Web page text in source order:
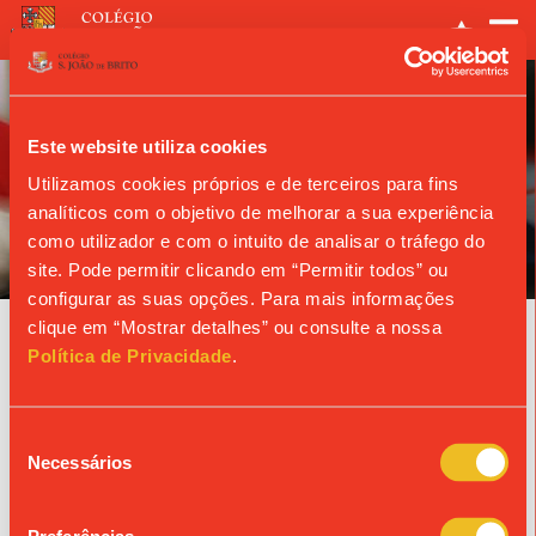
Este website utiliza cookies
Utilizamos cookies próprios e de terceiros para fins
analíticos com o objetivo de melhorar a sua experiência
como utilizador e com o intuito de analisar o tráfego do
site. Pode permitir clicando em “Permitir todos” ou
configurar as suas opções. Para mais informações
clique em “Mostrar detalhes” ou consulte a nossa
Política de Privacidade.
Necessários
ANO LETIVO
Agenda
24/10/2026
XPTO | 9.º ANO